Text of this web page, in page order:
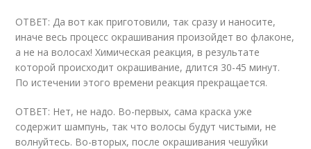
ОТВЕТ: Да вот как приготовили, так сразу и наносите,
иначе весь процесс окрашивания произойдет во флаконе,
а не на волосах! Химическая реакция, в результате
которой происходит окрашивание, длится 30-45 минут.
По истечении этого времени реакция прекращается.
ОТВЕТ: Нет, не надо. Во-первых, сама краска уже
содержит шампунь, так что волосы будут чистыми, не
волнуйтесь. Во-вторых, после окрашивания чешуйки